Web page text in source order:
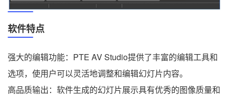
软件特点
强大的编辑功能：PTE AV Studio提供了丰富的编辑工具和
选项，使用户可以灵活地调整和编辑幻灯片内容。
高品质输出：软件生成的幻灯片展示具有优秀的图像质量和